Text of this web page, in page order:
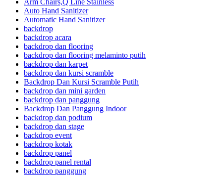
Auto Hand Sanitizer
Automatic Hand Sanitizer
backdrop
backdrop acara
backdrop dan flooring
backdrop dan flooring melaminto putih
backdrop dan karpet
backdrop dan kursi scramble
Backdrop Dan Kursi Scramble Putih
backdrop dan mini garden
backdrop dan panggung
Backdrop Dan Panggung Indoor
backdrop dan podium
backdrop dan stage
backdrop event
backdrop kotak
backdrop panel
backdrop panel rental
backdrop panggung